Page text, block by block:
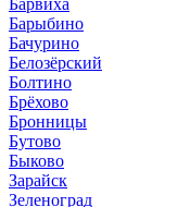
Барвиха
Барыбино
Бачурино
Белозёрский
Болтино
Брёхово
Бронницы
Бутово
Быково
Зарайск
Зеленоград